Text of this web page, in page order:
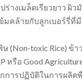
ร่างเมล็ดเรียวยาว ผิว
มคล้ายกับลูกเบอร์รี่ที่
(Non-toxic Rice) ข้า
หรือ Good
การปฏิบัติในการผลิต